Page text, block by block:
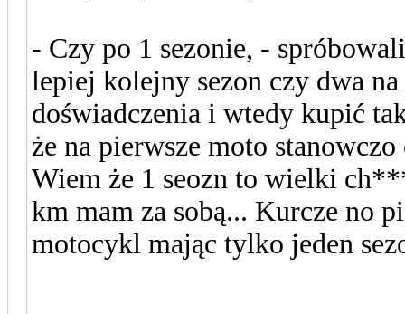
- Czy po 1 sezonie, -
lepiej kolejny sezon czy dwa
doświadczenia i wtedy kupić
że na pierwsze moto
Wiem że 1 seozn to wielki
km mam za sobą... Kurcze no
motocykl mając tylko jeden